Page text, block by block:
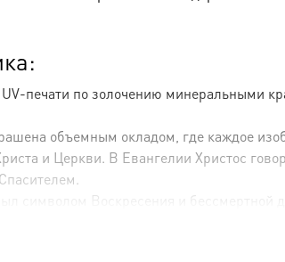
печати по золочению минеральными
объемным окладом, где каждое
и Церкви. В Евангелии Христос
символом Воскресения и бессмертной
от лика), олицетворяют души,
серебрения и золочения, что создает